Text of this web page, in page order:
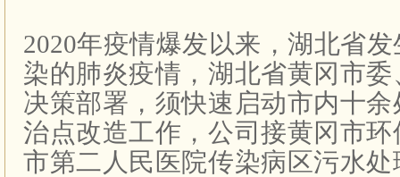
2020年疫情爆发以来，湖北省
染的肺炎疫情，湖北省黄冈市
决策部署，须快速启动市内十
治点改造工作，公司接黄冈市
市第二人民医院传染病区污水